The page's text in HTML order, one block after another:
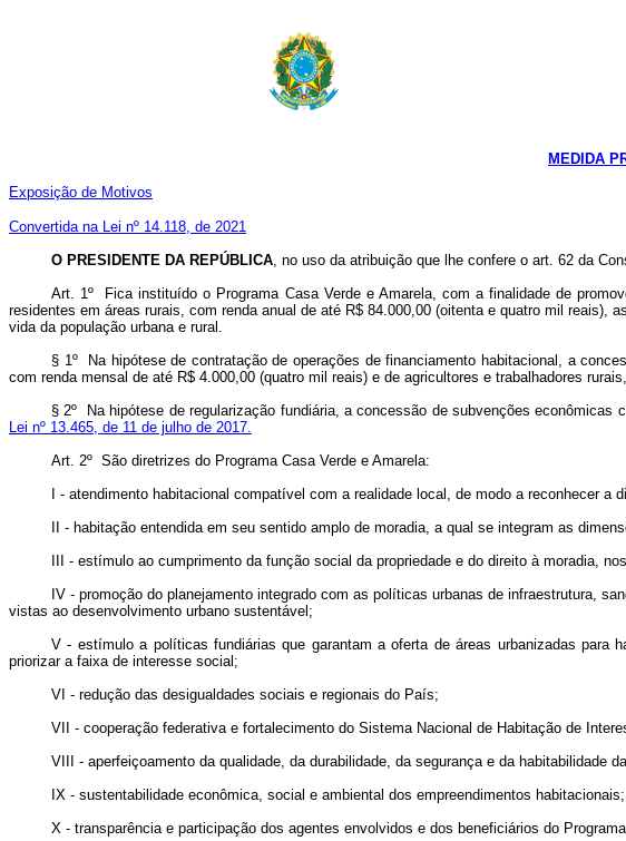
MEDIDA
Exposição de Motivos
Convertida na Lei nº 14.118, de 2021
O PRESIDENTE DA REPÚBLICA, no uso da atribuição que lhe confere o art. 62 da
Art. 1º Fica instituído o Programa Casa Verde e Amarela, com a finalidade de
residentes em áreas rurais, com renda anual de até R$ 84.000,00 (oitenta e quatro mil reais),
vida da população urbana e rural.
§ 1º Na hipótese de contratação de operações de financiamento habitacional, a
com renda mensal de até R$ 4.000,00 (quatro mil reais) e de agricultores e trabalhadores
§ 2º Na hipótese de regularização fundiária, a concessão de subvenções
Lei nº 13.465, de 11 de julho de 2017.
Art. 2º São diretrizes do Programa Casa Verde e Amarela:
I - atendimento habitacional compatível com a realidade local, de modo a reconhecer
II - habitação entendida em seu sentido amplo de moradia, a qual se integram as
III - estímulo ao cumprimento da função social da propriedade e do direito à moradia,
IV - promoção do planejamento integrado com as políticas urbanas de infraestrutura,
vistas ao desenvolvimento urbano sustentável;
V - estímulo a políticas fundiárias que garantam a oferta de áreas urbanizadas para
priorizar a faixa de interesse social;
VI - redução das desigualdades sociais e regionais do País;
VII - cooperação federativa e fortalecimento do Sistema Nacional de Habitação de
VIII - aperfeiçoamento da qualidade, da durabilidade, da segurança e da habitabilidade
IX - sustentabilidade econômica, social e ambiental dos empreendimentos
X - transparência e participação dos agentes envolvidos e dos beneficiários do